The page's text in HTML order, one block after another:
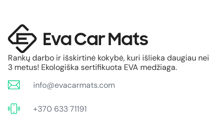
Rankų darbo ir išskirtinė kokybė, kuri išlieka daugiau nei
3 metus! Ekologiška sertifikuota EVA medžiaga.
info@evacarmats.com
+370 633 71191